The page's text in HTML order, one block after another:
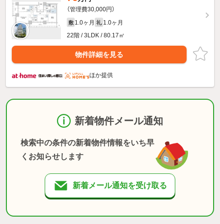
（管理費30,000円）
敷 1.0ヶ月 礼 1.0ヶ月
22階 / 3LDK / 80.17㎡
物件詳細を見る
ほか提供
新着物件メール通知
検索中の条件の新着物件情報をいち早
くお知らせします
新着メール通知を受け取る